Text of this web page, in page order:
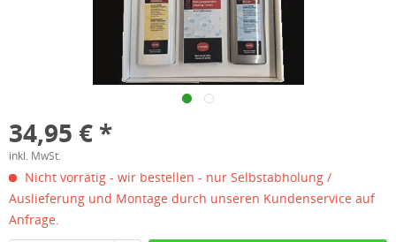
34,95 € *
inkl. MwSt.
Nicht vorrätig - wir bestellen - nur Selbstabholung /
Auslieferung und Montage durch unseren Kundenservice auf
Anfrage.